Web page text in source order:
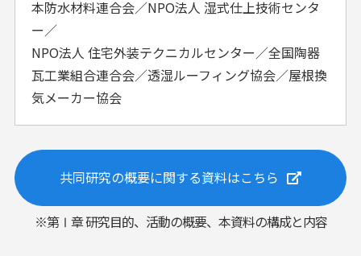
本防水材料連合会／NPO法人 湿式仕上技術センタ
ー／
NPO法人 住宅外装テクニカルセンター／全国陶器
瓦工業組合連合会／透湿ルーフィング協会／屋根換
気メーカー協会
共同研究の概要に関する資料はこちら
※第Ⅰ章 研究目的、活動の概要、本資料の構成と内容